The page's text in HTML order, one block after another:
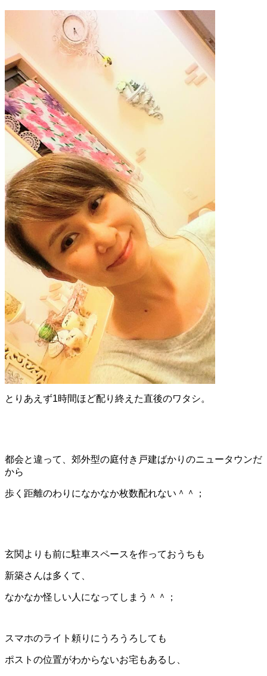
とりあえず1時間ほど配り終えた直後のワタシ。
都会と違って、郊外型の庭付き戸建ばかりのニュータウンだ
から
歩く距離のわりになかなか枚数配れない＾＾；
玄関よりも前に駐車スペースを作っておうちも
新築さんは多くて、
なかなか怪しい人になってしまう＾＾；
スマホのライト頼りにうろうろしても
ポストの位置がわからないお宅もあるし、